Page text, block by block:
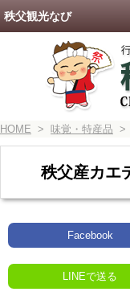
HOME > 味覚・特産品 >
秩父産カエ
Facebook
LINEで送る
秩父観光なび